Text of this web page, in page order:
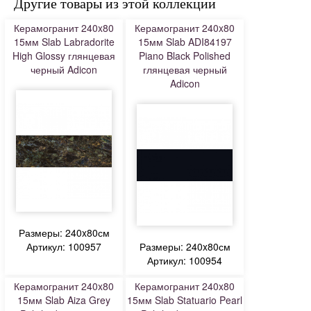
Другие товары из этой коллекции
Керамогранит 240x80
15мм Slab Labradorite
High Glossy глянцевая
черный Adicon
Размеры: 240x80см
Артикул: 100957
Керамогранит 240x80
15мм Slab ADI84197
Piano Black Polished
глянцевая черный
Adicon
Размеры: 240x80см
Артикул: 100954
Керамогранит 240x80
15мм Slab Aiza Grey
Керамогранит 240x80
15мм Slab Statuario Pearl